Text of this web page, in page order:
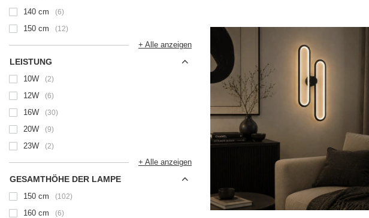
140 cm 6
150 cm 12
+ Alle anzeigen
LEISTUNG
10W 2
12W 6
16W 30
20W 9
23W 2
+ Alle anzeigen
GESAMTHÖHE DER LAMPE
150 cm 102
160 cm 6